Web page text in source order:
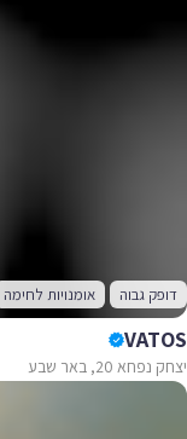
דופק גבוה אומנויות לחימה
VATOS
יצחק נפחא 20, באר שבע